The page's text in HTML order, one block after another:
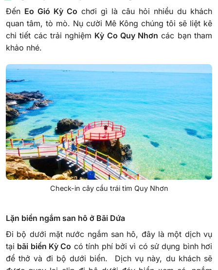
Đến Eo Gió Kỳ Co chơi gì là câu hỏi nhiều du khách
quan tâm, tò mò. Nụ cười Mê Kông chúng tôi sẽ liệt kê
chi tiết các trải nghiệm Kỳ Co Quy Nhơn các bạn tham
khảo nhé.
Check-in cây cầu trái tim Quy Nhơn
Lặn biển ngắm san hô ở Bãi Dứa
Đi bộ dưới mặt nước ngắm san hô, đây là một dịch vụ
tại bãi biển Kỳ Co có tính phí bởi vì có sử dụng bình hơi
để thở và đi bộ dưới biển. Dịch vụ này, du khách sẽ